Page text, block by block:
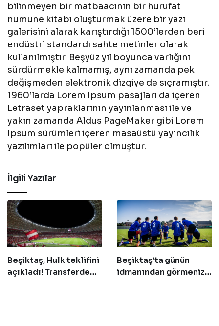
bilinmeyen bir matbaacının bir hurufat
numune kitabı oluşturmak üzere bir yazı
galerisini alarak karıştırdığı 1500’lerden beri
endüstri standardı sahte metinler olarak
kullanılmıştır. Beşyüz yıl boyunca varlığını
sürdürmekle kalmamış, aynı zamanda pek
değişmeden elektronik dizgiye de sıçramıştır.
1960’larda Lorem Ipsum pasajları da içeren
Letraset yapraklarının yayınlanması ile ve
yakın zamanda Aldus PageMaker gibi Lorem
Ipsum sürümleri içeren masaüstü yayıncılık
yazılımları ile popüler olmuştur.
İlgili Yazılar
Beşiktaş, Hulk teklifini
açıkladı! Transferde
Beşiktaş’ta günün
idmanından görmeniz